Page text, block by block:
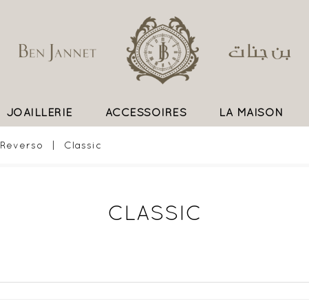
JOAILLERIE ACCESSOIRES LA MAISON
Reverso Classic
CLASSIC